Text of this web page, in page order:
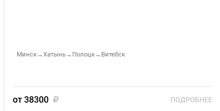
Минск→Хатынь→Полоцк→Витебск
от 38300 ПОДРОБНЕЕ